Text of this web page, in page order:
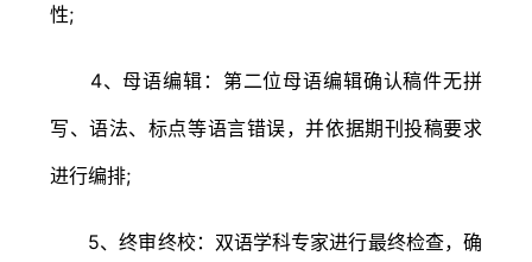
性;
4、母语编辑：第二位母语编辑确认稿件无拼
写、语法、标点等语言错误，并依据期刊投稿要求
进行编排;
5、终审终校：双语学科专家进行最终检查，确